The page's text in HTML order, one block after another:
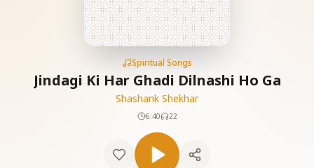
Spiritual Songs
Jindagi Ki Har Ghadi Dilnashi Ho Ga
Shashank Shekhar
6:40 22